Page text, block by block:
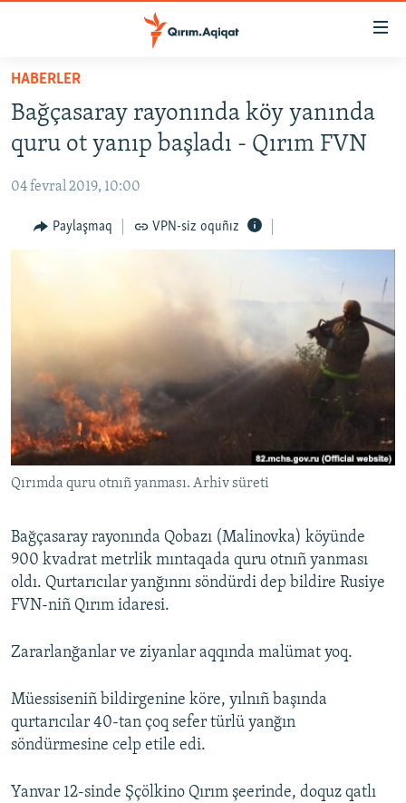
Esas
qaytmaq
Baş
navigatsiyağa
qaytmaq
qaytmaq
SİYASET
İQTİSADİYAT
CEMİYET
MEDENİYET
BLOGLAR
FİKİR
Русский
Українською
RFE/RS bütün saytları
HABERLER
Bağçasaray rayonında köy yanında
quru ot yanıp başladı - Qırım FVN
04 fevral 2019, 10:00
Paylaşmaq VPN-siz oquñız
Qırımda quru otnıñ yanması. Arhiv süreti
Bağçasaray rayonında Qobazı (Malinovka) köyünde
900 kvadrat metrlik mıntaqada quru otnıñ yanması
oldı. Qurtarıcılar yanğınnı söndürdi dep bildire Rusiye
FVN-niñ Qırım idaresi.
Zararlanğanlar ve ziyanlar aqqında malümat yoq.
Müessiseniñ bildirgenine köre, yılnıñ başında
qurtarıcılar 40-tan çoq sefer türlü yanğın
söndürmesine celp etile edi.
Yanvar 12-sinde Şçölkino Qırım şeerinde, doquz qatlı